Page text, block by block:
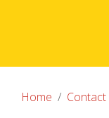
Home Contact